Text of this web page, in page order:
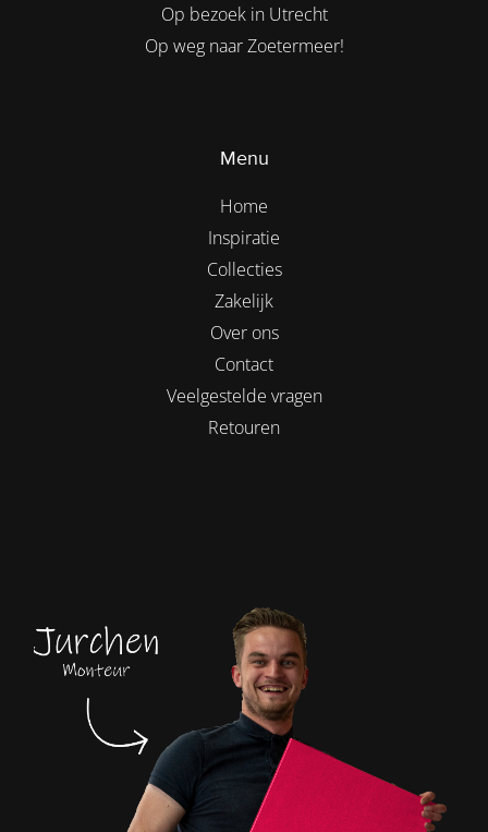
Op bezoek in Utrecht
Op weg naar Zoetermeer!
Menu
Home
Inspiratie
Collecties
Zakelijk
Over ons
Contact
Veelgestelde vragen
Retouren